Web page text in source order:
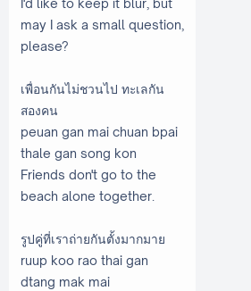
I'd like to keep it blur, but
may I ask a small question,
please?
เพื่อนกันไม่ชวนไป ทะเลกัน
สองคน
peuan gan mai chuan bpai
thale gan song kon
Friends don't go to the
beach alone together.
รูปคู่ที่เราถ่ายกันตั้งมากมาย
ruup koo rao thai gan
dtang mak mai